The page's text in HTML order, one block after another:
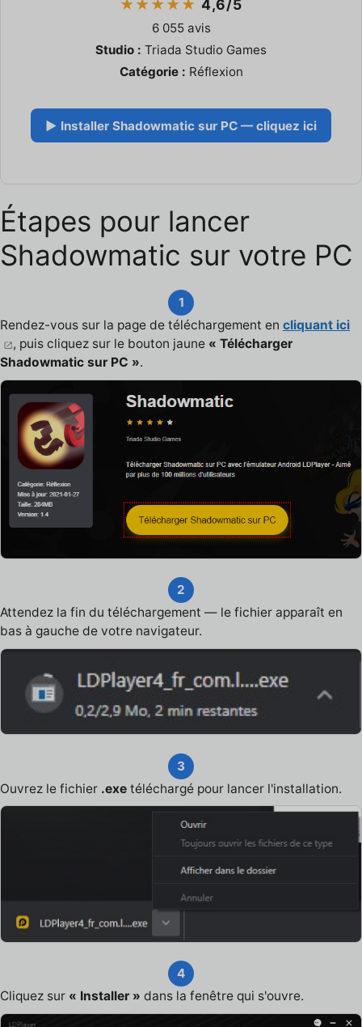
★★★★★ 4,6/5
6 055 avis
Studio : Triada Studio Games
Catégorie : Réflexion
▶ Installer Shadowmatic sur PC — cliquez ici
Étapes pour lancer
Shadowmatic sur votre PC
1
Rendez-vous sur la page de téléchargement en cliquant ici
, puis cliquez sur le bouton jaune « Télécharger
Shadowmatic sur PC ».
2
Attendez la fin du téléchargement — le fichier apparaît en
bas à gauche de votre navigateur.
3
Ouvrez le fichier .exe téléchargé pour lancer l'installation.
4
Cliquez sur « Installer » dans la fenêtre qui s'ouvre.